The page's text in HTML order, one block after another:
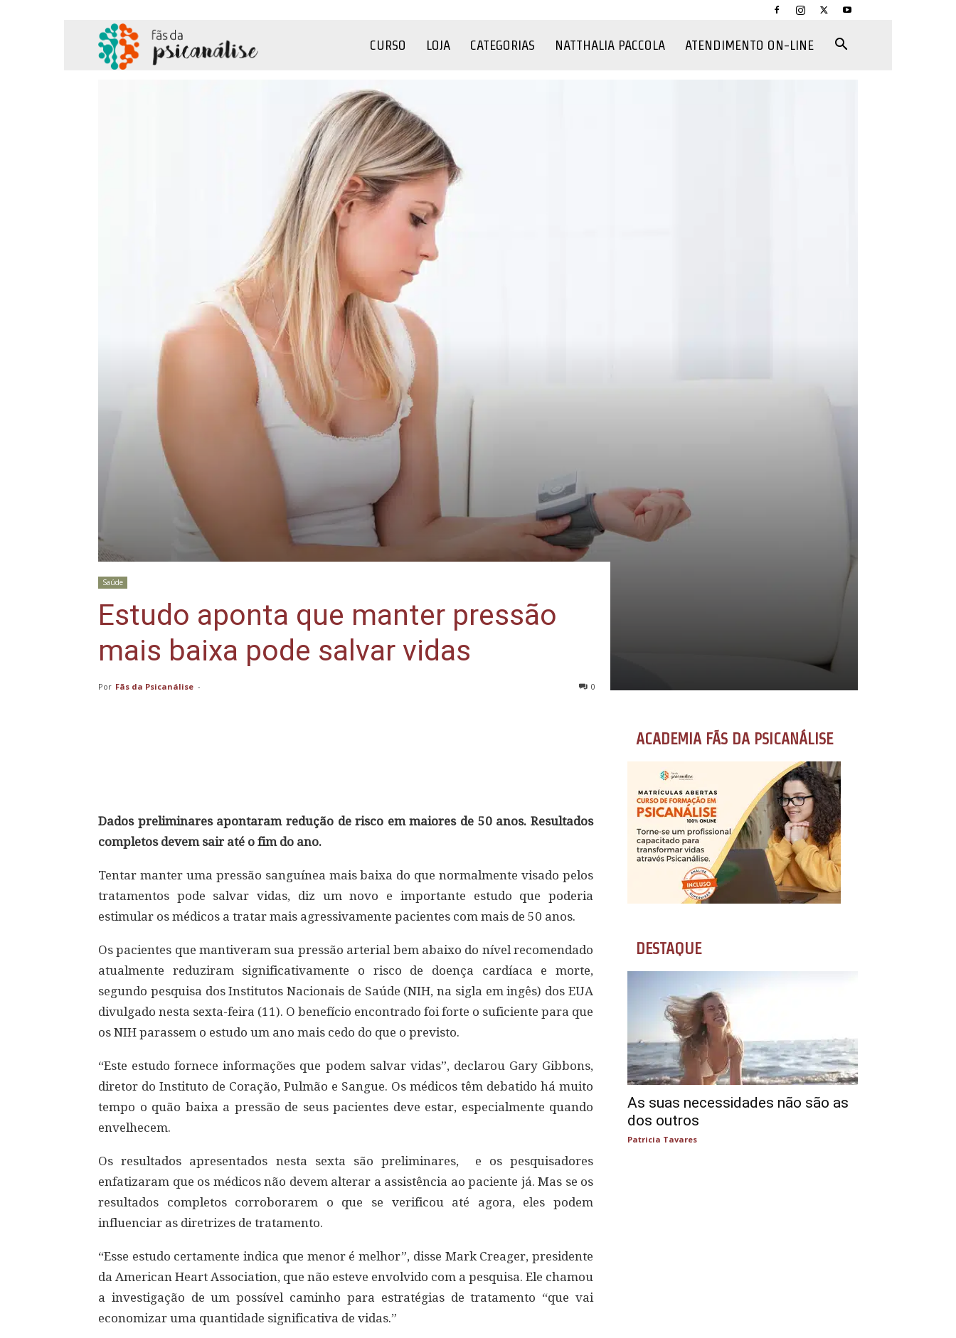
Psicanálise
CURSO LOJA CATEGORIAS NATTHALIA PACCOLA ATENDIMENTO ON-LINE
Saúde
Estudo aponta que manter pressão
mais baixa pode salvar vidas
Por Fãs da Psicanálise - 0
Dados preliminares apontaram redução de risco em maiores de 50 anos. Resultados
completos devem sair até o fim do ano.
Tentar manter uma pressão sanguínea mais baixa do que normalmente visado pelos
tratamentos pode salvar vidas, diz um novo e importante estudo que poderia
estimular os médicos a tratar mais agressivamente pacientes com mais de 50 anos.
Os pacientes que mantiveram sua pressão arterial bem abaixo do nível recomendado
atualmente reduziram significativamente o risco de doença cardíaca e morte,
segundo pesquisa dos Institutos Nacionais de Saúde (NIH, na sigla em ingês) dos EUA
divulgado nesta sexta-feira (11). O benefício encontrado foi forte o suficiente para que
os NIH parassem o estudo um ano mais cedo do que o previsto.
“Este estudo fornece informações que podem salvar vidas”, declarou Gary Gibbons,
diretor do Instituto de Coração, Pulmão e Sangue. Os médicos têm debatido há muito
tempo o quão baixa a pressão de seus pacientes deve estar, especialmente quando
envelhecem.
Os resultados apresentados nesta sexta são preliminares, e os pesquisadores
enfatizaram que os médicos não devem alterar a assistência ao paciente já. Mas se os
resultados completos corroborarem o que se verificou até agora, eles podem
influenciar as diretrizes de tratamento.
“Esse estudo certamente indica que menor é melhor”, disse Mark Creager, presidente
da American Heart Association, que não esteve envolvido com a pesquisa. Ele chamou
a investigação de um possível caminho para estratégias de tratamento “que vai
economizar uma quantidade significativa de vidas.”
ACADEMIA FÃS DA PSICANÁLISE
DESTAQUE
As suas necessidades não são as
dos outros
Patricia Tavares